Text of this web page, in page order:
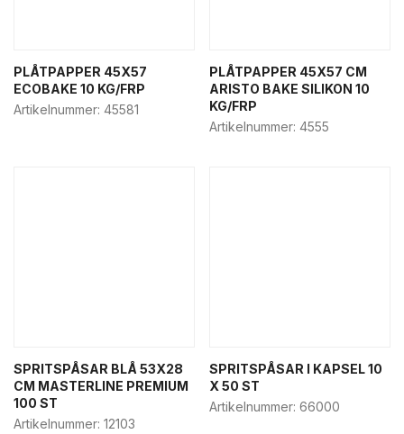
Tårtkartonger
Food-to-go
Nya Produkter
PLÅTPAPPER 45X57
ECOBAKE 10 KG/FRP
Artikelnummer: 45581
PLÅTPAPPER 45X57 CM
ARISTO BAKE SILIKON 10
KG/FRP
Artikelnummer: 4555
SPRITSPÅSAR BLÅ 53X28
CM MASTERLINE PREMIUM
100 ST
Artikelnummer: 12103
SPRITSPÅSAR I KAPSEL 10
X 50 ST
Artikelnummer: 66000